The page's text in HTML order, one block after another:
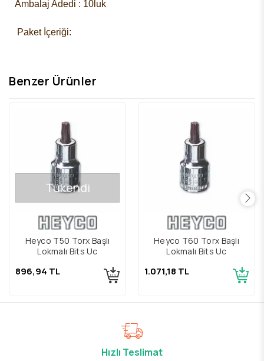
Ambalaj Adedi : 10luk
Paket İçeriği:
Benzer Ürünler
Tükendi
Heyco T50 Torx Başlı
Lokmalı Bits Uç
896,94 TL
Heyco T60 Torx Başlı
Lokmalı Bits Uç
1.071,18 TL
Hızlı Teslimat